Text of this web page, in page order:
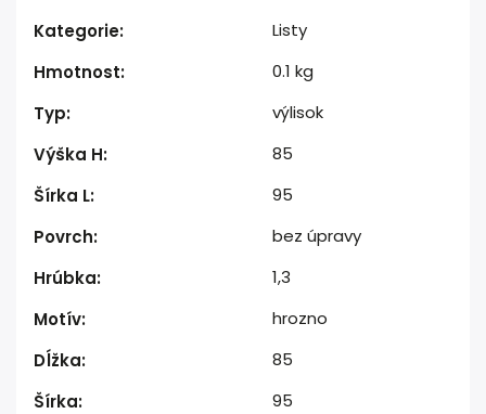
Kategorie:
Listy
Hmotnost:
0.1 kg
Typ:
výlisok
Výška H:
85
Šírka L:
95
Povrch:
bez úpravy
Hrúbka:
1,3
Motív:
hrozno
Dĺžka:
85
Šírka:
95